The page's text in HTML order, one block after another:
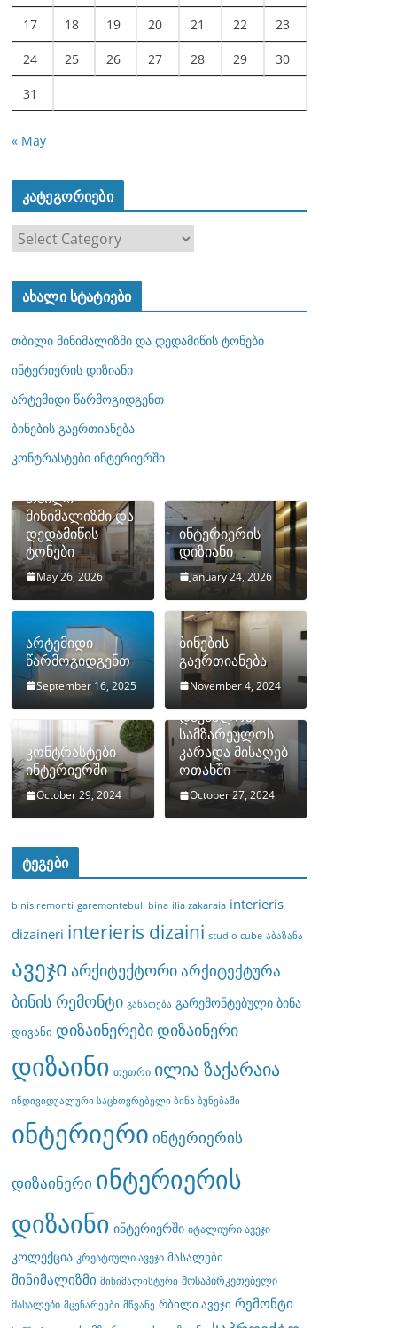
17 18 19 20 21 22 23
24 25 26 27 28 29 30
31
« May
კატეგორიები
ტ
ო
რ
ბ
ი
ახალი სტატიები
თბილი მინიმალიზმი და დედამიწის ტონები
ინტერიერის დიზიანი
არტემიდი წარმოგიდგენთ
ბინების გაერთიანება
კონტრასტები ინტერიერში
თბილი
მინიმალიზმი და
დედამიწის
ტონები
May 26, 2026
ინტერიერის
დიზიანი
January 24, 2026
არტემიდი
წარმოგიდგენთ
September 16, 2025
ბინების
გაერთიანება
November 4, 2024
კონტრასტები
ინტერიერში
October 29, 2024
როგორ
დავმალოთ
სამზარეულოს
კარადა მისაღებ
ოთახში
October 27, 2024
ტეგები
binis remonti garemontebuli bina ilia zakaraia interieris
dizaineri interieris dizaini studio cube აბაზანა
ავეჯი არქიტექტორიარქიტექტურა
ბინის რემონტი განათება გარემონტებული ბინა
დივანი დიზაინერებიდიზაინერი
დიზაინი თეთრი ილია ზაქარაია
ინდივიდუალური საცხოვრებელი ბინა ბუნებაში
ინტერიერი ინტერიერის
დიზაინერი ინტერიერის
დიზაინი ინტერიერში იტალიური ავეჯი
კოლექცია კრეატიული ავეჯი მასალები
მინიმალიზმი მინიმალისტური მოსაპირკეთებელი
მასალები მცენარეები მწვანე რბილი ავეჯი რემონტი